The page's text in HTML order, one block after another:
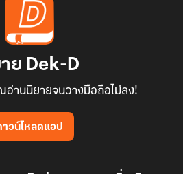
ย Dek-D
อ่านนิยายจนวางมือถือไม่ลง!
าวน์โหลดแอป